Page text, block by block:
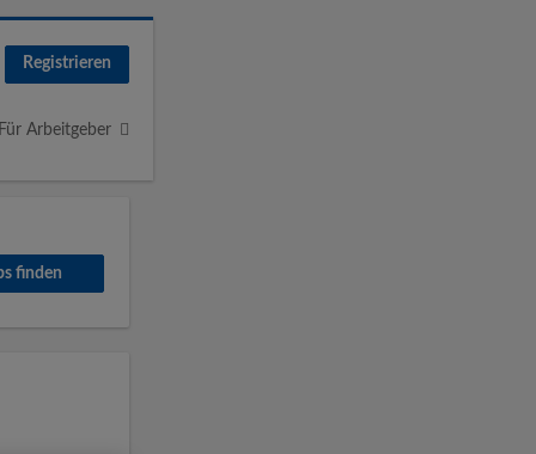
Registrieren
Arbeitgeber